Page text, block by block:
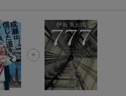
拡散で300円OFFクーポン
宙組貸切公演ペアチケット